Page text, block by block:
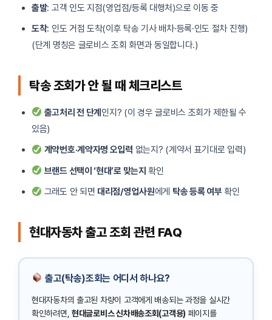
출발: 고객 인도 지점(영업점/등록 대행처)으로 이동 중
도착: 인도 거점 도착(이후 탁송 기사 배차·등록·인도 절차 진행)
(단계 명칭은 글로비스 조회 화면과 동일합니다.)
탁송 조회가 안 될 때 체크리스트
출고처리 전 단계 인지? (이 경우 글로비스 조회가 제한될 수
있음)
계약번호·계약자명 오입력 없는지? (계약서 표기대로 입력)
브랜드 선택이 ‘현대’로 맞는지 확인
그래도 안 되면 대리점/영업사원에게 탁송 등록 여부확인
현대자동차 출고 조회 관련 FAQ
출고(탁송)조회는 어디서 하나요?
현대자동차의 출고된 차량이 고객에게 배송되는 과정을 실시간
확인하려면,현대글로비스 신차배송조회(고객용) 페이지를